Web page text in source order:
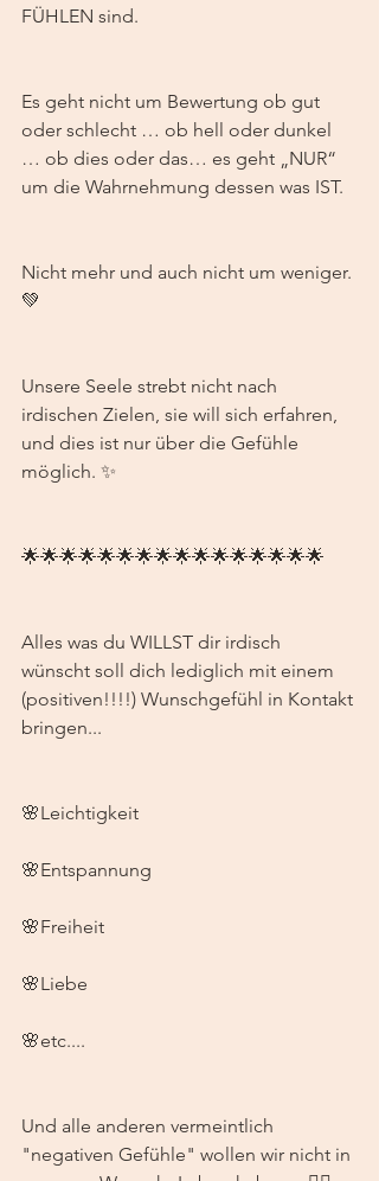
FÜHLEN sind.
Es geht nicht um Bewertung ob gut
oder schlecht … ob hell oder dunkel
… ob dies oder das… es geht „NUR“
um die Wahrnehmung dessen was IST.
Nicht mehr und auch nicht um weniger.
💚
Unsere Seele strebt nicht nach
irdischen Zielen, sie will sich erfahren,
und dies ist nur über die Gefühle
möglich. ✨
🌟🌟🌟🌟🌟🌟🌟🌟🌟🌟🌟🌟🌟🌟🌟🌟
Alles was du WILLST dir irdisch
wünscht soll dich lediglich mit einem
(positiven!!!!) Wunschgefühl in Kontakt
bringen...
🌸Leichtigkeit
🌸Entspannung
🌸Freiheit
🌸Liebe
🌸etc....
Und alle anderen vermeintlich
"negativen Gefühle" wollen wir nicht in